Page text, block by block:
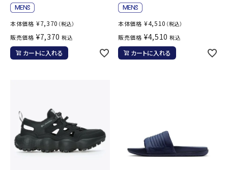
本体価格 ¥7,370 （税込）
販売価格 ¥7,370 税込
カートに入れる
本体価格 ¥4,510 （税込）
販売価格 ¥4,510 税込
カートに入れる